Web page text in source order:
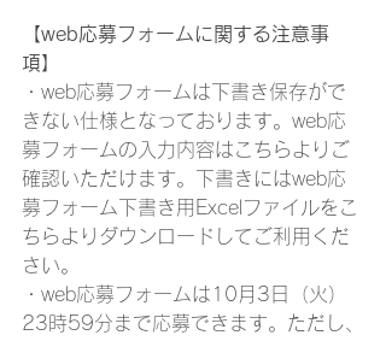
【web応募フォームに関する注意事
項】
・web応募フォームは下書き保存がで
きない仕様となっております。web応
募フォームの入力内容はこちらよりご
確認いただけます。下書きにはweb応
募フォーム下書き用Excelファイルをこ
ちらよりダウンロードしてご利用くだ
さい。
・web応募フォームは10月3日（火）
23時59分まで応募できます。ただし、